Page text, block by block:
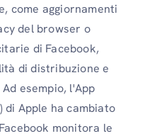
come aggiornamenti
del browser o
di Facebook,
di distribuzione e
esempio, l'App
di Apple ha cambiato
monitora le